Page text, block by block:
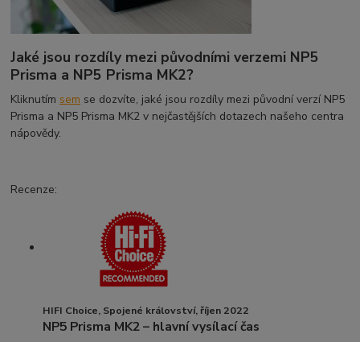
Jaké jsou rozdíly mezi původními verzemi NP5
Prisma a NP5 Prisma MK2?
Kliknutím sem se dozvíte, jaké jsou rozdíly mezi původní verzí NP5
Prisma a NP5 Prisma MK2 v nejčastějších dotazech našeho centra
nápovědy.
Recenze:
HIFI Choice, Spojené království, říjen 2022
NP5 Prisma MK2 – hlavní vysílací čas